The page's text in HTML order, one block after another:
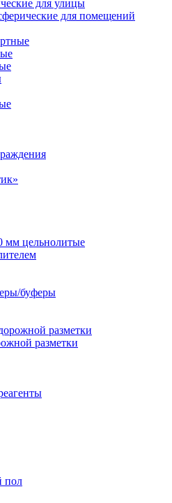
для улицы
для помещений
мм цельнолитые
буферы
разметки
разметки
пол